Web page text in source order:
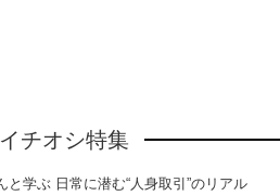
チオシ特集
と学ぶ 日常に潜む“人身取引”のリアル